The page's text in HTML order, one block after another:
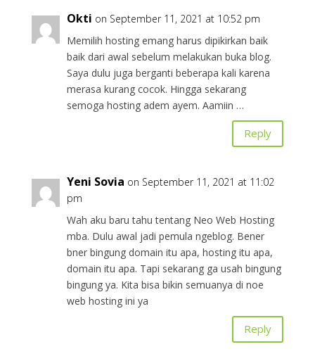
Okti on September 11, 2021 at 10:52 pm
Memilih hosting emang harus dipikirkan baik
baik dari awal sebelum melakukan buka blog.
Saya dulu juga berganti beberapa kali karena
merasa kurang cocok. Hingga sekarang
semoga hosting adem ayem. Aamiin …
Reply
Yeni Sovia on September 11, 2021 at 11:02
pm
Wah aku baru tahu tentang Neo Web Hosting
mba. Dulu awal jadi pemula ngeblog. Bener
bner bingung domain itu apa, hosting itu apa,
domain itu apa. Tapi sekarang ga usah bingung
bingung ya. Kita bisa bikin semuanya di noe
web hosting ini ya
Reply